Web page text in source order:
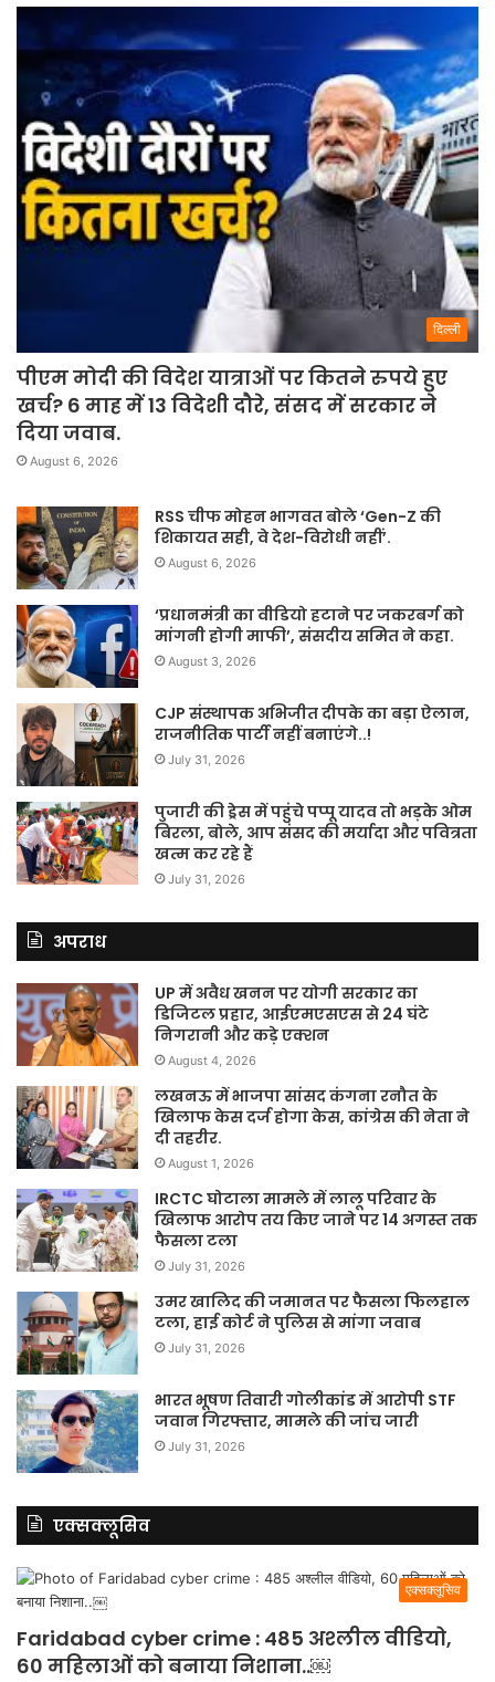
दिल्ली
पीएम मोदी की विदेश यात्राओं पर कितने रुपये हुए
खर्च? 6 माह में 13 विदेशी दौरे, संसद में सरकार ने
दिया जवाब.
August 6, 2026
RSS चीफ मोहन भागवत बोले ‘Gen-Z की
शिकायत सही, वे देश-विरोधी नहीं’.
August 6, 2026
‘प्रधानमंत्री का वीडियो हटाने पर जकरबर्ग को
मांगनी होगी माफी’, संसदीय समित ने कहा.
August 3, 2026
CJP संस्थापक अभिजीत दीपके का बड़ा ऐलान,
राजनीतिक पार्टी नहीं बनाएंगे..!
July 31, 2026
पुजारी की ड्रेस में पहुंचे पप्पू यादव तो भड़के ओम
बिरला, बोले, आप संसद की मर्यादा और पवित्रता
खत्म कर रहे हैं
July 31, 2026
अपराध
UP में अवैध खनन पर योगी सरकार का
डिजिटल प्रहार, आईएमएसएस से 24 घंटे
निगरानी और कड़े एक्शन
August 4, 2026
लखनऊ में भाजपा सांसद कंगना रनौत के
खिलाफ केस दर्ज होगा केस, कांग्रेस की नेता ने
दी तहरीर.
August 1, 2026
IRCTC घोटाला मामले में लालू परिवार के
खिलाफ आरोप तय किए जाने पर 14 अगस्त तक
फैसला टला
July 31, 2026
उमर खालिद की जमानत पर फैसला फिलहाल
टला, हाई कोर्ट ने पुलिस से मांगा जवाब
July 31, 2026
भारत भूषण तिवारी गोलीकांड में आरोपी STF
जवान गिरफ्तार, मामले की जांच जारी
July 31, 2026
एक्सक्लूसिव
एक्सक्लूसिव
Faridabad cyber crime : 485 अश्लील वीडियो,
60 महिलाओं को बनाया निशाना..￼